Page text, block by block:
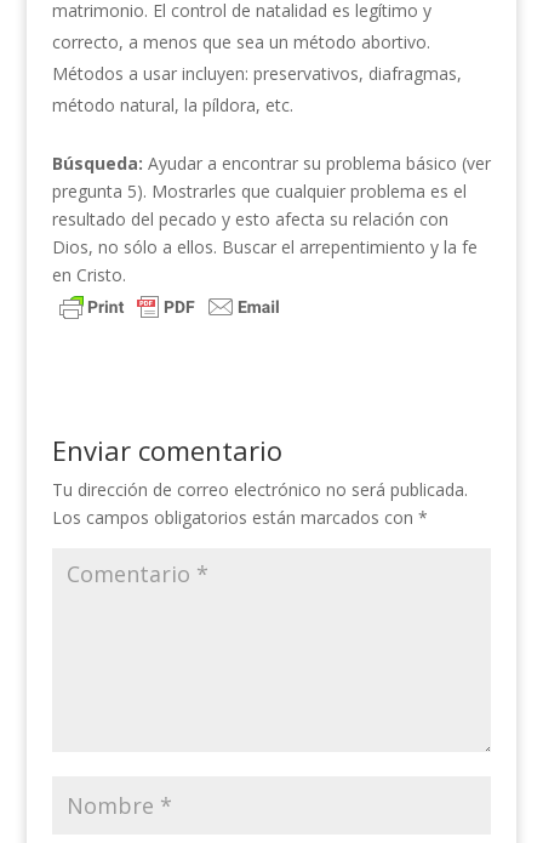
matrimonio. El control de natalidad es legítimo y
correcto, a menos que sea un método abortivo.
Métodos a usar incluyen: preservativos, diafragmas,
método natural, la píldora, etc.
Búsqueda: Ayudar a encontrar su problema básico (ver
pregunta 5). Mostrarles que cualquier problema es el
resultado del pecado y esto afecta su relación con
Dios, no sólo a ellos. Buscar el arrepentimiento y la fe
en Cristo.
Enviar comentario
Tu dirección de correo electrónico no será publicada.
Los campos obligatorios están marcados con *